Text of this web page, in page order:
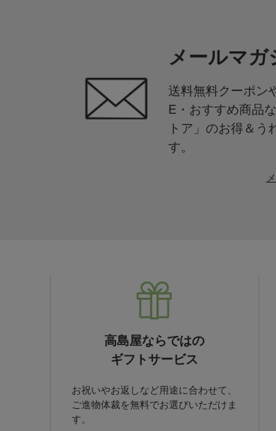
メールマガ
送料無料クーポン
E・おすすめ商品
トア」のお得＆う
す。
高島屋ならではの
ギフトサービス
お祝いやお返しなど用途に合わせて、
ご進物体裁を無料でお選びいただけま
す。